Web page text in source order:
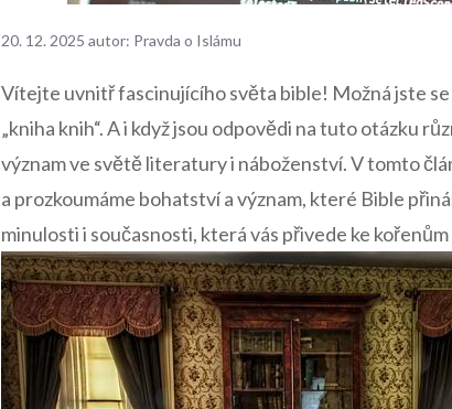
20. 12. 2025 autor: Pravda o Islámu
Vítejte uvnitř fascinujícího světa bible! Možná jste
„kniha knih“. A i když jsou odpovědi na tuto otázku
význam ve světě literatury i náboženství. V tomto
a prozkoumáme bohatství a význam, které Bible
minulosti i současnosti, která vás přivede ke